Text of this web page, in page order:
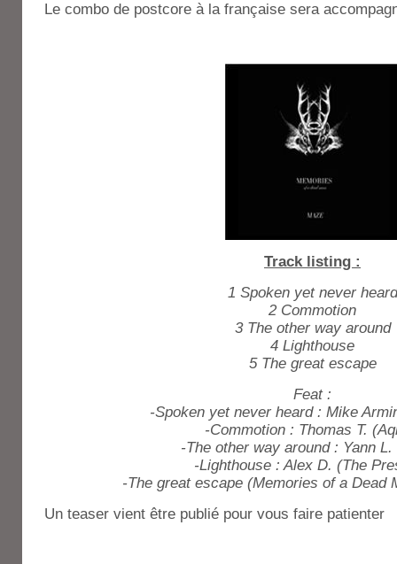
Le combo de postcore à la française sera
Track listing :
1 Spoken yet never heard
2 Commotion
3 The other way around
4 Lighthouse
5 The great escape
Feat :
-Spoken yet never heard : Mike
-Commotion : Thomas T.
-The other way around : Yann L.
-Lighthouse : Alex D. (The
-The great escape (Memories of a Dead
Un teaser vient être publié pour vous faire patienter